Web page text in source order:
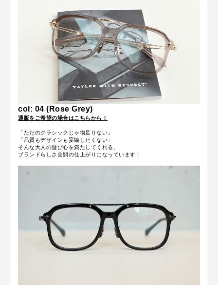
col: 04 ( Rose Grey)
通販をご希望の場合はこちらから！
「ただのクラシックじゃ物足りない」
「品質もデザインも妥協したくない」
そんな大人の遊び心を満たしてくれる、
ブランドらしさ全開の仕上がりになっています！